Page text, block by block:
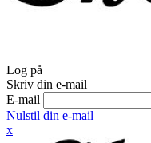
Log på
Skriv din e-mail
E-mail
Nulstil din e-mail
x